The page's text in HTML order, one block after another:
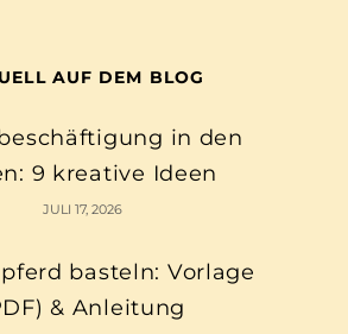
AUF DEM BLOG
in den
9 kreative Ideen
JULI 17, 2026
basteln: Vorlage
& Anleitung